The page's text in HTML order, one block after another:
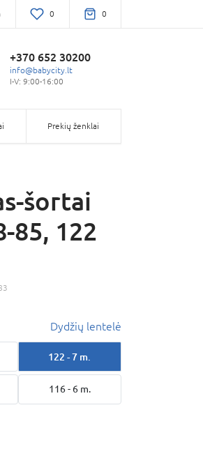
0 0
+370 652 30200
info@babycity.lt
I-V: 9:00-16:00
Prekių ženklai
šortai
85, 122
Dydžių lentelė
122 - 7 m.
116 - 6 m.